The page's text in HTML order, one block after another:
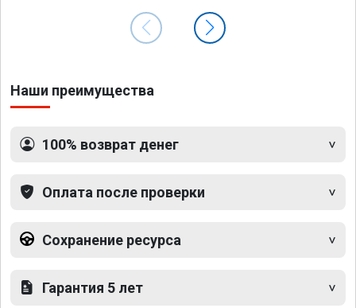
Наши преимущества
100% возврат денег
Оплата после проверки
Сохранение ресурса
Гарантия 5 лет